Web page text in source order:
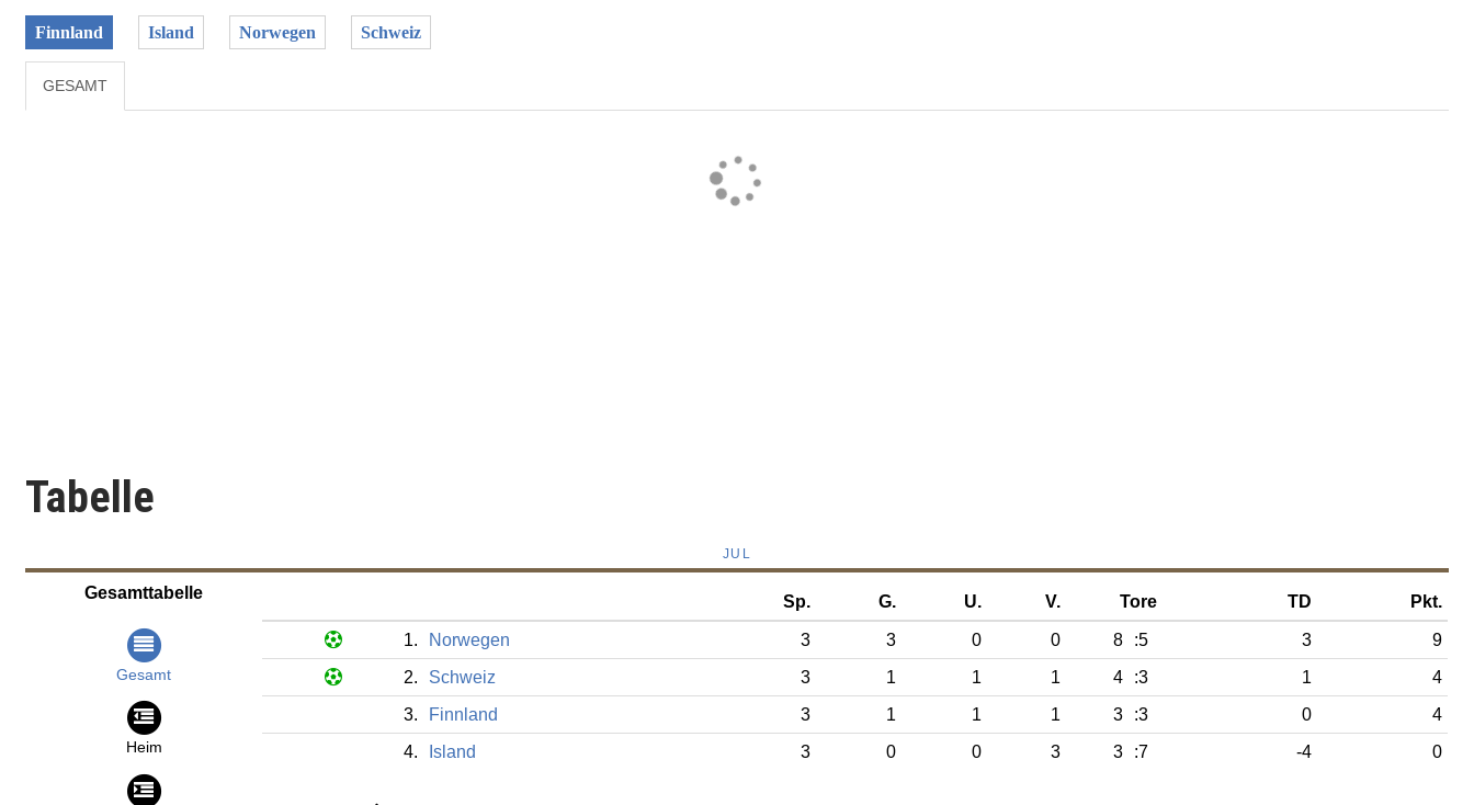
Finnland Island Norwegen Schweiz
GESAMT
Tabelle
JUL
Gesamttabelle
Gesamt
Heim
Sp. G. U. V. Tore TD Pkt.
1. Norwegen 3 3 0 0 8 :5 3
9
2.
Schweiz 3 1 1 1 4 :3 1
4
3.
Finnland 3 1 1 1 3 :3 0
4
4.
Island 3 0 0 3 3 :7 -4 0